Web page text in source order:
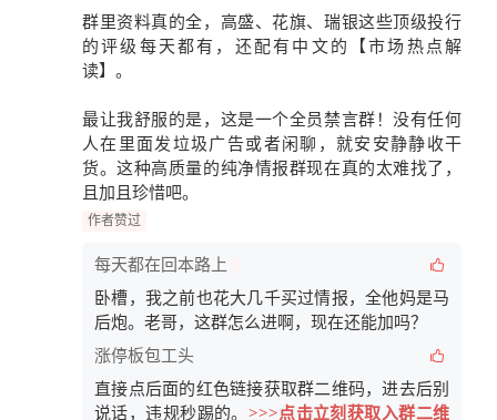
群里资料真的全，高盛、花旗、瑞银这些顶级投行
的评级每天都有，还配有中文的
【市场热点解
读】 。
最让我舒服的是，这是一个全员禁言群 ！没有任何
人在里面发垃圾广告或者闲聊，就安安静静收干
货。这种高质量的纯净情报群现在真的太难找了，
且加且珍惜吧。
作者赞过
每天都在回本路上
卧槽，我之前也花大几千买过情报，全他妈是马
后炮。老哥，这群怎么进啊，现在还能加吗？
涨停板包工头
直接点后面的红色链接获取群二维码，进去后别
说话，违规秒踢的。 >>>点击立刻获取入群二维